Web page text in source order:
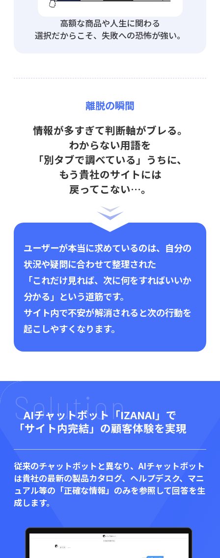
高額な商品や人生に関わる
選択だからこそ、失敗への恐怖が強い。
離脱の瞬間
情報が多すぎて判断軸がブレる。
わからない用語を
「別タブで調べている」うちに、
もう貴社のサイトには
戻ってこない…。
ユーザーが本当に求めているのは、自分の
状況や疑問に合わせて整理された
「これだけ見れば、次に何をすればいいか
分かる」という道筋です。
サイト内で不安が解消されると次の行動を
起こしやすくなります。
AIチャットボット「IZANAI」で
「サイト内完結」の顧客体験を実現
Solution
従来のチャットボットと異なり、AIチャットボット
は貴社の最新の製品カタログ、ヘルプデスク、マニ
ュアル等の「正確な情報」のみを参照して回答を生
成します。